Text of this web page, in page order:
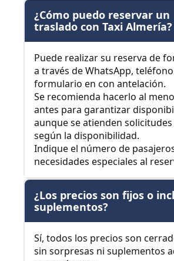
¿Cómo puedo reservar un
traslado con Taxi Almería?
Puede realizar su reserva de
a través de WhatsApp,
formulario en con antelación.
Se recomienda hacerlo al
antes para garantizar
aunque se atienden
según la disponibilidad.
Indique el número de
necesidades especiales al
¿Los precios son fijos o
suplementos?
Sí, todos los precios son
sin sorpresas ni suplementos